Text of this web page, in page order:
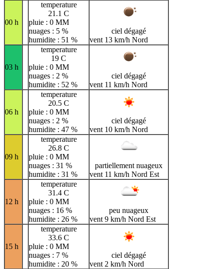
00 h
temperature
21.1 C
pluie : 0 MM
nuages : 5 %
humidite : 51 %
ciel dégagé
vent 13 km/h Nord
03 h
temperature
19 C
pluie : 0 MM
nuages : 2 %
humidite : 52 %
ciel dégagé
vent 11 km/h Nord
06 h
temperature
20.5 C
pluie : 0 MM
nuages : 2 %
humidite : 47 %
ciel dégagé
vent 10 km/h Nord
09 h
temperature
26.8 C
pluie : 0 MM
nuages : 31 %
humidite : 31 %
partiellement nuageux
vent 11 km/h Nord Est
12 h
temperature
31.4 C
pluie : 0 MM
nuages : 16 %
humidite : 26 %
peu nuageux
vent 9 km/h Nord Est
15 h
temperature
33.6 C
pluie : 0 MM
nuages : 7 %
humidite : 20 %
ciel dégagé
vent 2 km/h Nord